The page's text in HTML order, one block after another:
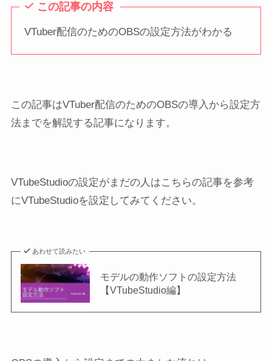
この記事の内容
VTuber配信のためのOBSの設定方法がわかる
この記事はVTuber配信のためのOBSの導入から設定方
法までを解説する記事になります。
VTubeStudioの設定がまだの人はこちらの記事を参考
にVTubeStudioを設定してみてください。
あわせて読みたい
モデルの動作ソフトの設定方法
【VTubeStudio編】